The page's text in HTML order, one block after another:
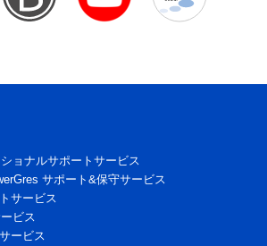
ョナルサポートサービス
サポート&保守サービス
サービス
ビス
ービス